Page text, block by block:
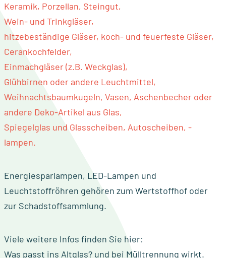
Keramik, Porzellan, Steingut,
Wein- und Trinkgläser,
hitzebeständige Gläser, koch- und feuerfeste Gläser,
Cerankochfelder,
Einmachgläser (z.B. Weckglas),
Glühbirnen oder andere Leuchtmittel,
Weihnachtsbaumkugeln, Vasen, Aschenbecher oder
andere Deko-Artikel aus Glas,
Spiegelglas und Glasscheiben, Autoscheiben, -
lampen.
Energiesparlampen, LED-Lampen und
Leuchtstoffröhren gehören zum Wertstoffhof oder
zur Schadstoffsammlung.
Viele weitere Infos finden Sie hier:
Was passt ins Altglas? und bei Mülltrennung wirkt.